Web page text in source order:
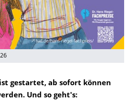
gestartet, ab sofort können
Und so geht's: